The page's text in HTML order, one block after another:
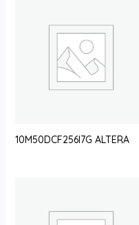
10M50DCF256I7G ALTERA